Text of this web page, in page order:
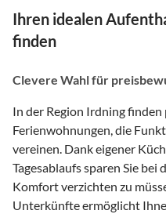
Ihren idealen
finden
Clevere Wahl für
In der Region Irdning
Ferienwohnungen, die
vereinen. Dank eigener
Tagesablaufs sparen Sie bei
Komfort verzichten zu
Unterkünfte ermöglicht